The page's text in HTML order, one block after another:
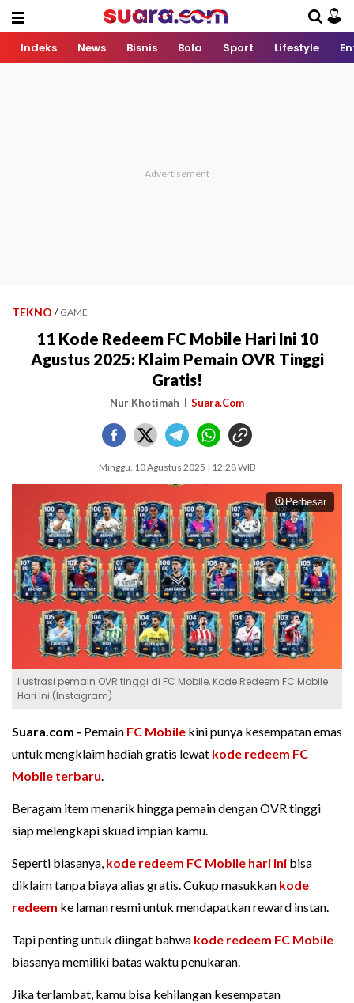
Indeks News Bisnis Bola Sport Lifestyle
TEKNO / GAME
11 Kode Redeem FC Mobile Hari Ini 10
Agustus 2025: Klaim Pemain OVR Tinggi
Gratis!
Nur Khotimah Suara.Com
Minggu, 10 Agustus 2025 | 12:28 WIB
Perbesar
Ilustrasi pemain OVR tinggi di FC Mobile, Kode Redeem FC Mobile
Hari Ini (Instagram)
Suara.com - Pemain FC Mobile kini punya kesempatan emas
untuk mengklaim hadiah gratis lewat kode redeem FC
Mobile terbaru.
Beragam item menarik hingga pemain dengan OVR tinggi
siap melengkapi skuad impian kamu.
Seperti biasanya, kode redeem FC Mobile hari ini bisa
diklaim tanpa biaya alias gratis. Cukup masukkan kode
redeem ke laman resmi untuk mendapatkan reward instan.
Tapi penting untuk diingat bahwa kode redeem FC Mobile
biasanya memiliki batas waktu penukaran.
Jika terlambat, kamu bisa kehilangan kesempatan